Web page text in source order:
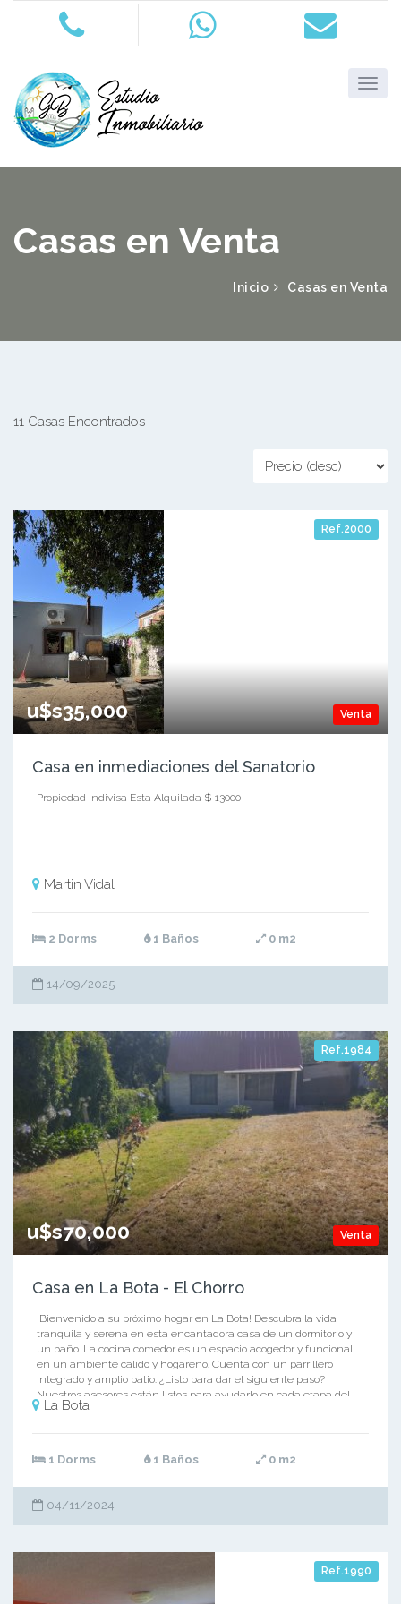
Casas en Venta
Inicio Casas en Venta
11 Casas Encontrados
Ref.2000
Venta
u$s35,000
Casa en inmediaciones del Sanatorio
Propiedad indivisa Esta Alquilada $ 13000
Martin Vidal
2 Dorms 1 Baños 0 m2
14/09/2025
Ref.1984
Venta
u$s70,000
Casa en La Bota - El Chorro
¡Bienvenido a su próximo hogar en La Bota! Descubra la vida
tranquila y serena en esta encantadora casa de un dormitorio y
un baño. La cocina comedor es un espacio acogedor y funcional
en un ambiente cálido y hogareño. Cuenta con un parrillero
integrado y amplio patio. ¿Listo para dar el siguiente paso?
Nuestros asesores están listos para ayudarlo en cada etapa del
proceso. ¡Contáctenos hoy y comience su viaje hacia la propiedad
La Bota
1 Dorms 1 Baños 0 m2
04/11/2024
Ref.1990